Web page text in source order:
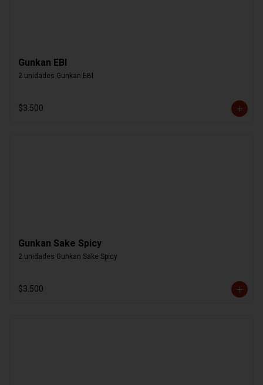
Gunkan EBI
2 unidades Gunkan EBI
$3.500
Gunkan Sake Spicy
2 unidades Gunkan Sake Spicy
$3.500